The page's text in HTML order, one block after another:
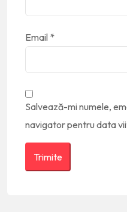
Email *
Salvează-mi numele,
navigator pentru data